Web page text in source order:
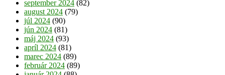
september 2024 (82)
august 2024 (79)
júl 2024 (90)
jún 2024 (81)
máj 2024 (93)
apríl 2024 (81)
marec 2024 (89)
február 2024 (89)